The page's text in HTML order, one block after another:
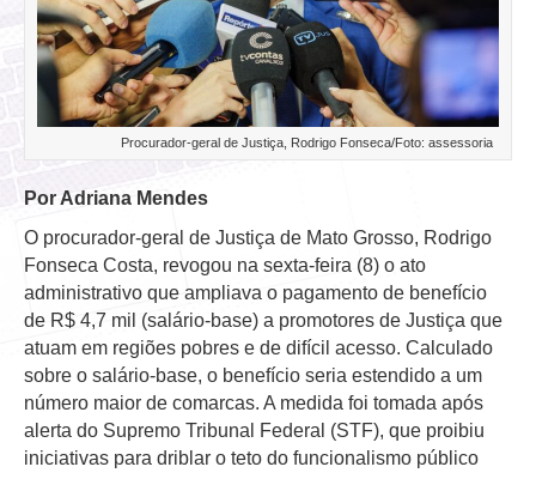
Procurador-geral de Justiça, Rodrigo Fonseca/Foto: assessoria
Por Adriana Mendes
O procurador-geral de Justiça de Mato Grosso, Rodrigo
Fonseca Costa, revogou na sexta-feira (8) o ato
administrativo que ampliava o pagamento de benefício
de R$ 4,7 mil (salário-base) a promotores de Justiça que
atuam em regiões pobres e de difícil acesso. Calculado
sobre o salário-base, o benefício seria estendido a um
número maior de comarcas. A medida foi tomada após
alerta do Supremo Tribunal Federal (STF), que proibiu
iniciativas para driblar o teto do funcionalismo público